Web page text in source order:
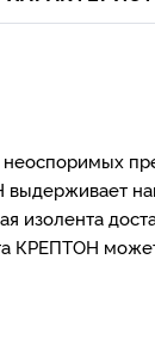
изолента
КРЕПТОН